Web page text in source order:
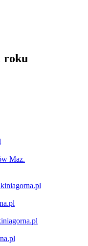
roku
Maz.